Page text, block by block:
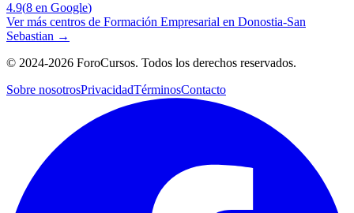
4.9(8 en Google)
Ver más centros de Formación Empresarial en Donostia-San
Sebastian →
© 2024-2026 ForoCursos. Todos los derechos reservados.
Sobre nosotrosPrivacidadTérminosContacto